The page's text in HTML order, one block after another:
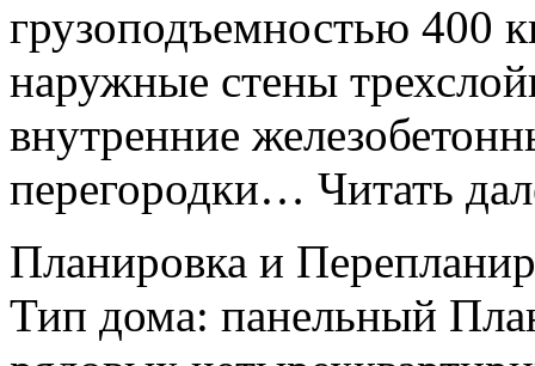
грузоподъемностью 400
наружные стены
внутренние
перегородки… Читать
Планировка и
Тип дома: панельный